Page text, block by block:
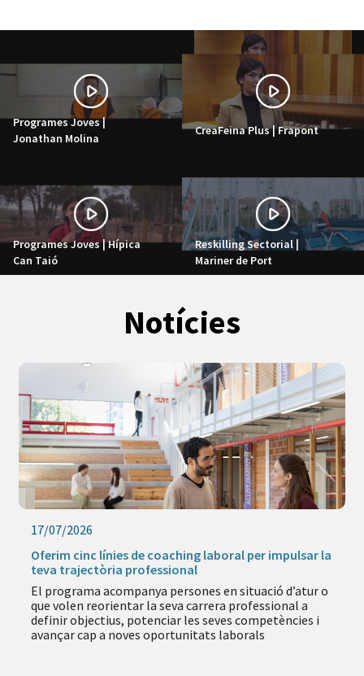
Programes Joves |
Jonathan Molina
CreaFeina Plus | Frapont
Programes Joves | Hípica
Can Taió
Reskilling Sectorial |
Mariner de Port
Notícies
17/07/2026
Oferim cinc línies de coaching laboral per impulsar la
teva trajectòria professional
El programa acompanya persones en situació d’atur o
que volen reorientar la seva carrera professional a
definir objectius, potenciar les seves competències i
avançar cap a noves oportunitats laborals